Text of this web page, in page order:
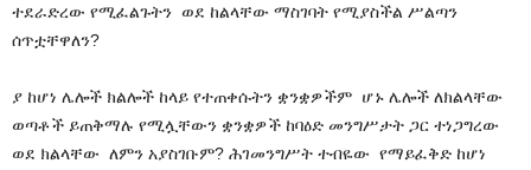
ተደራድረው የሚፈልጉትን ወደ ከልላቸው ማስገባት የሚያስችል ሥልጣን
ሰጥቷቸዋለን?
ያ ከሆነ ሌሎች ክልሎች ከላይ የተጠቀሱትን ቋንቋዎችም ሆኑ ሌሎች ለክልላቸው
ወጣቶች ይጠቅማሉ የሚሏቸውን ቋንቋዎች ከባዕድ መንግሥታት ጋር ተነጋግረው
ወደ ክልላቸው ለምን አያስገቡም? ሕገመንግሥት ተብዬው የማይፈቅድ ከሆነ